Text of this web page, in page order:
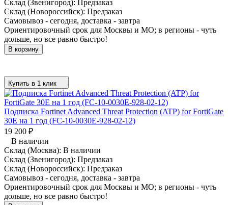
Склад (Звенигород): Предзаказ
Склад (Новороссийск): Предзаказ
Самовывоз - сегодня, доставка - завтра
Ориентировочный срок для Москвы и МО; в регионы - чуть
дольше, но все равно быстро!
В корзину
Купить в 1 клик
Подписка Fortinet Advanced Threat Protection (ATP) for FortiGate
30E на 1 год (FC-10-0030E-928-02-12)
19 200 ₽
В наличии
Склад (Москва): В наличии
Склад (Звенигород): Предзаказ
Склад (Новороссийск): Предзаказ
Самовывоз - сегодня, доставка - завтра
Ориентировочный срок для Москвы и МО; в регионы - чуть
дольше, но все равно быстро!